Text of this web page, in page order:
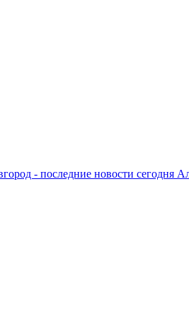
- последние новости сегодня